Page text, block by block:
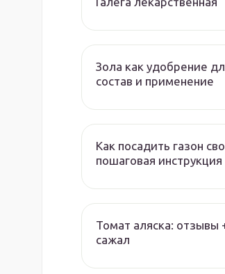
Зола как удобрение
состав и применение
Как посадить газон
пошаговая инструкция
Томат аляска: отзывы
сажал